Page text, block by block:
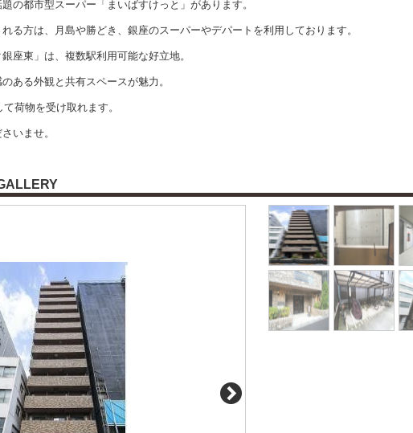
の都市型スーパー「まいばすけっと」があります。
る方は、月島や勝どき、銀座のスーパーやデパートを利用しております。
座東」は、複数駅利用可能な好立地。
ある外観と共有スペースが魅力。
荷物を受け取れます。
いませ。